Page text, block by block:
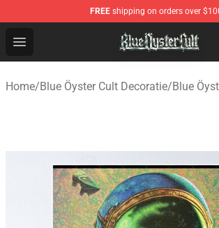
FREE shipping on orders over
Open menu
Blue Öyster Cult Store - Official Blue
Home/Blue Öyster Cult Decoratie/Blue